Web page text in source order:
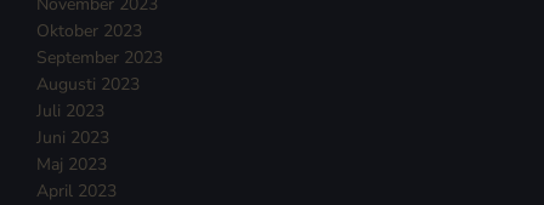
November 2023
Oktober 2023
September 2023
Augusti 2023
Juli 2023
Juni 2023
Maj 2023
April 2023